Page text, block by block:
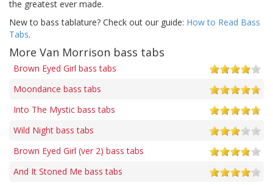
the greatest ever made.
New to bass tablature? Check out our guide: How to Read Bass
Tabs.
More Van Morrison bass tabs
Brown Eyed Girl bass tabs
Moondance bass tabs
Into The Mystic bass tabs
Wild Night bass tabs
Brown Eyed Girl (ver 2) bass tabs
And It Stoned Me bass tabs